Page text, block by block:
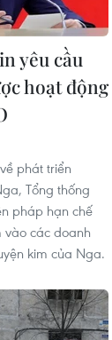
yêu cầu
hoạt động
phát triển
Tổng thống
pháp hạn chế
các doanh
kim của Nga.